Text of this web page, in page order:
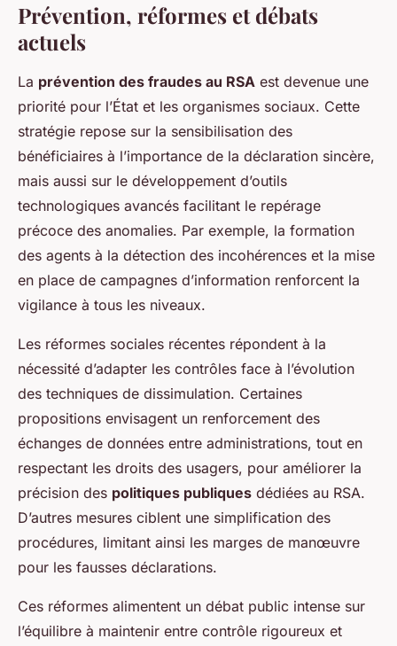
Prévention, réformes et débats
actuels
La prévention des fraudes au RSA est devenue une
priorité pour l’État et les organismes sociaux. Cette
stratégie repose sur la sensibilisation des
bénéficiaires à l’importance de la déclaration sincère,
mais aussi sur le développement d’outils
technologiques avancés facilitant le repérage
précoce des anomalies. Par exemple, la formation
des agents à la détection des incohérences et la mise
en place de campagnes d’information renforcent la
vigilance à tous les niveaux.
Les réformes sociales récentes répondent à la
nécessité d’adapter les contrôles face à l’évolution
des techniques de dissimulation. Certaines
propositions envisagent un renforcement des
échanges de données entre administrations, tout en
respectant les droits des usagers, pour améliorer la
précision des politiques publiques dédiées au RSA.
D’autres mesures ciblent une simplification des
procédures, limitant ainsi les marges de manœuvre
pour les fausses déclarations.
Ces réformes alimentent un débat public intense sur
l’équilibre à maintenir entre contrôle rigoureux et